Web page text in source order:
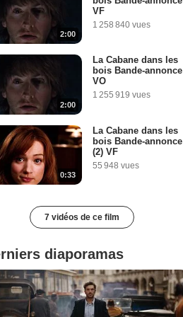
2:00
VF
1 258 840 vues
2:00
La Cabane dans les
bois Bande-annonce
VO
1 255 919 vues
0:33
La Cabane dans les
bois Bande-annonce
(2) VF
55 948 vues
7 vidéos de ce film
diaporamas